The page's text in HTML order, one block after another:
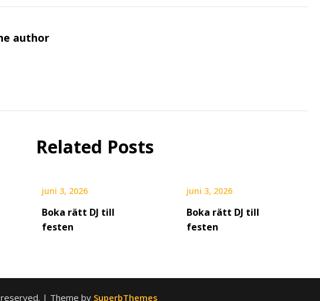
author
Related Posts
juni 3, 2026
Boka rätt DJ till
festen
juni 3, 2026
Boka rätt DJ till
festen
| Theme by SuperbThemes